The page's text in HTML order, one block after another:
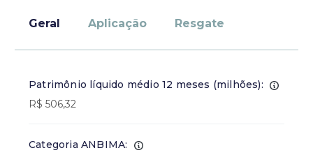
Geral Aplicação Resgate
Patrimônio líquido médio 12 meses (milhões):
R$ 506,32
Categoria ANBIMA: